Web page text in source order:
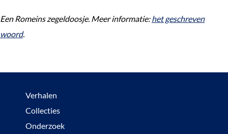
Een Romeins zegeldoosje. Meer informatie:het geschreven
woord.
Verhalen
Collecties
Onderzoek